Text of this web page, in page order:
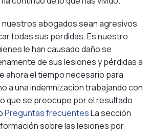
abogados sean agresivos
todas sus pérdidas. Es nuestro
le han causado daño se
de sus lesiones y pérdidas a
ahora el tiempo necesario para
a una indemnización trabajando con
que se preocupe por el resultado
Preguntas frecuentesLa sección
sobre las lesiones por